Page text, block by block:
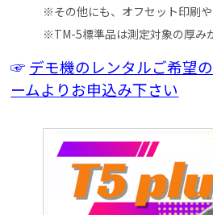
※その他にも、オフセット印刷
※TM-5標準品は測定対象の厚み
☞ デモ機のレンタルご希望
ームよりお申込み下さい